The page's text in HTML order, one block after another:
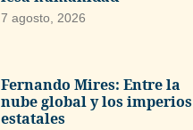
7 agosto, 2026
Fernando Mires: Entre la
nube global y los imperios
estatales